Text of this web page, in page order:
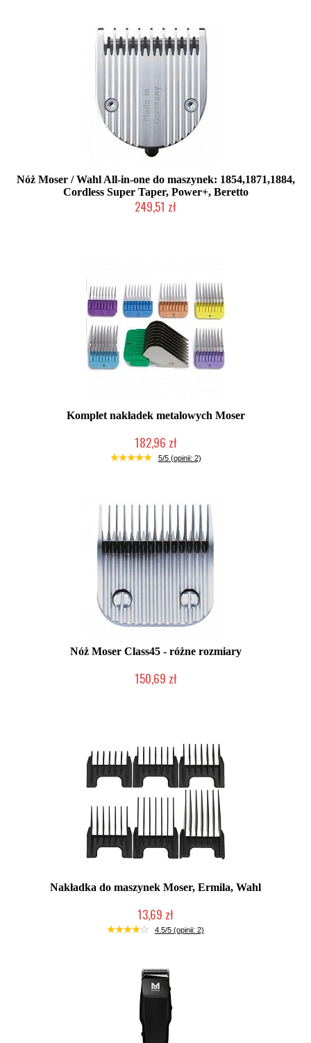
Nóż Moser / Wahl All-in-one do maszynek: 1854,1871,1884,
Cordless Super Taper, Power+, Beretto
249,51 zł
Komplet nakładek metalowych Moser
182,96 zł
Mała ilość (wysyłka w 24h)
5/5 (opinii: 2)
Nóż Moser Class45 - różne rozmiary
150,69 zł
Nakładka do maszynek Moser, Ermila, Wahl
13,69 zł
Duża ilość (wysyłka w 24h)
4.5/5 (opinii: 2)